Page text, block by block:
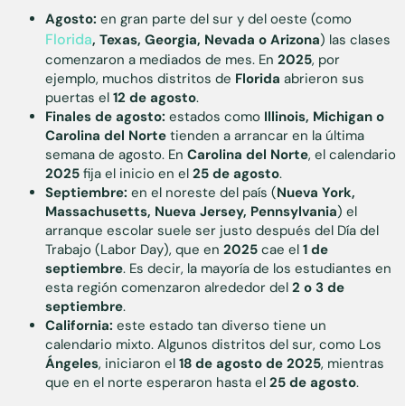
Agosto: en gran parte del sur y del oeste (como
Florida, Texas, Georgia, Nevada o Arizona) las clases
comenzaron a mediados de mes. En 2025, por
ejemplo, muchos distritos de Florida abrieron sus
puertas el 12 de agosto.
Finales de agosto: estados como Illinois, Michigan o
Carolina del Norte tienden a arrancar en la última
semana de agosto. En Carolina del Norte, el calendario
2025 fija el inicio en el 25 de agosto.
Septiembre: en el noreste del país (Nueva York,
Massachusetts, Nueva Jersey, Pennsylvania) el
arranque escolar suele ser justo después del Día del
Trabajo (Labor Day), que en 2025 cae el 1 de
septiembre. Es decir, la mayoría de los estudiantes en
esta región comenzaron alrededor del 2 o 3 de
septiembre.
California: este estado tan diverso tiene un
calendario mixto. Algunos distritos del sur, como Los
Ángeles, iniciaron el 18 de agosto de 2025, mientras
que en el norte esperaron hasta el 25 de agosto.